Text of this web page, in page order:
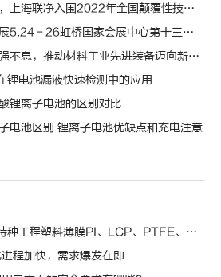
联净入围2022年全国颠覆性技术创新大赛
－26虹桥国家会展中心第十三届模切展
推动材料工业先进装备迈向新高度 | 高转先锋人物
锂电池漏液快速检测中的应用
锂离子电池的区别对比
电池区别 锂离子电池优缺点和充电注意
料薄膜PI、LCP、PTFE、PPS、PEEK、PEN
程加快，需求爆发在即